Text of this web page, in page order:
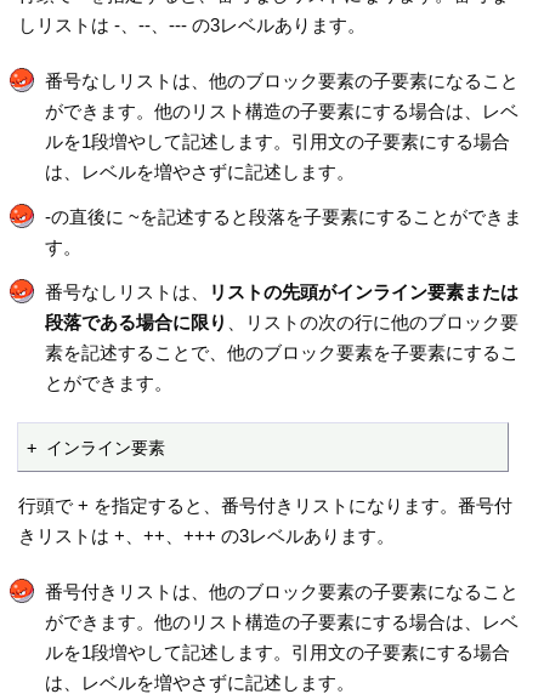
しリストは -、--、--- の3レベルあります。
番号なしリストは、他のブロック要素の子要素になること
ができます。他のリスト構造の子要素にする場合は、レベ
ルを1段増やして記述します。引用文の子要素にする場合
は、レベルを増やさずに記述します。
-の直後に ~を記述すると段落を子要素にすることができま
す。
番号なしリストは、
リストの先頭がインライン要素または
段落である場合に限り
、リストの次の行に他のブロック要
素を記述することで、他のブロック要素を子要素にするこ
とができます。
+ インライン要素
行頭で + を指定すると、番号付きリストになります。番号付
きリストは +、++、+++ の3レベルあります。
番号付きリストは、他のブロック要素の子要素になること
ができます。他のリスト構造の子要素にする場合は、レベ
ルを1段増やして記述します。引用文の子要素にする場合
は、レベルを増やさずに記述します。